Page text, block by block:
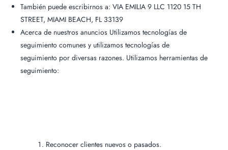
También puede escribirnos a: VIA EMILIA 9 LLC 1120 15 TH
STREET, MIAMI BEACH, FL 33139
Acerca de nuestros anuncios Utilizamos tecnologías de
seguimiento comunes y utilizamos tecnologías de
seguimiento por diversas razones. Utilizamos herramientas de
seguimiento:
Reconocer clientes nuevos o pasados.